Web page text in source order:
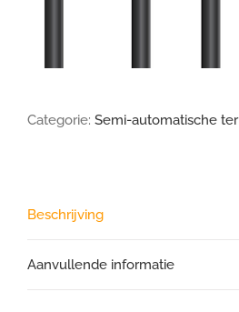
Categorie: Semi-automatische
Beschrijving
Aanvullende informatie